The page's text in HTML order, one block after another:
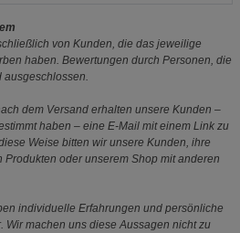
von Kunden, die das jeweilige
haben. Bewertungen durch Personen, die
dem Versand erhalten unsere Kunden –
haben – eine E-Mail mit einem Link zu
Weise bitten wir unsere Kunden, ihre
oder unserem Shop mit anderen
individuelle Erfahrungen und persönliche
Wir machen uns diese Aussagen nicht zu